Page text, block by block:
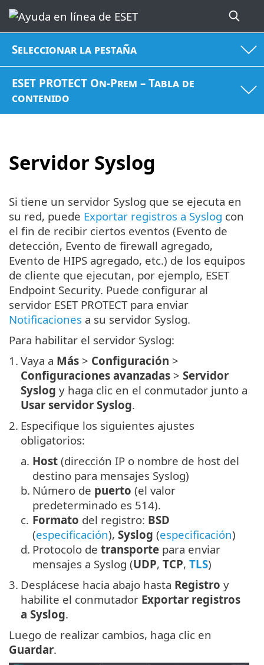
Seleccionar la pestaña
ESET PROTECT On-Prem – Tabla de
contenido
Servidor Syslog
Si tiene un servidor Syslog que se ejecuta en
su red, puede Exportar registros a Syslog con
el fin de recibir ciertos eventos (Evento de
detección, Evento de firewall agregado,
Evento de HIPS agregado, etc.) de los equipos
de cliente que ejecutan, por ejemplo, ESET
Endpoint Security. Puede configurar al
servidor ESET PROTECT para enviar
Notificaciones a su servidor Syslog.
Para habilitar el servidor Syslog:
1. Vaya a Más > Configuración >
Configuraciones avanzadas > Servidor
Syslog y haga clic en el conmutador junto a
Usar servidor Syslog.
2. Especifique los siguientes ajustes
obligatorios:
a. Host (dirección IP o nombre de host del
destino para mensajes Syslog)
b. Número de puerto (el valor
predeterminado es 514).
c. Formato del registro: BSD
(especificación), Syslog (especificación)
d. Protocolo de transporte para enviar
mensajes a Syslog (UDP, TCP, TLS)
3. Desplácese hacia abajo hasta Registro y
habilite el conmutador Exportar registros
a Syslog.
Luego de realizar cambios, haga clic en
Guardar.